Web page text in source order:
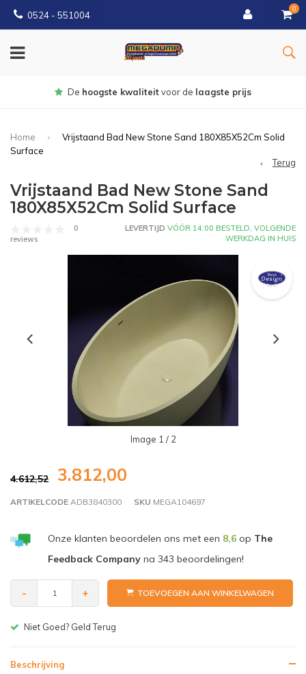
0524 - 551004
0
voor delaagste prijs
Home
Vrijstaand Bad New Stone Sand 180X85X52Cm Solid
Surface
Terug
Vrijstaand Bad New Stone Sand
180X85X52Cm Solid Surface
0
reviews
LEVERTIJD VÓÓR 14:00 BESTELD, VOLGENDE
WERKDAG IN HUIS
Image 1 / 2
4.612,52 3.812,00
ARTIKELCODE ADB3840300 SKU MEGA104697
Onze klanten beoordelen ons met een 8,6op The
Feedback Companyna 343 beoordelingen!
- + TOEVOEGEN AAN WINKELWAGEN
Geld Terug
Beschrijving